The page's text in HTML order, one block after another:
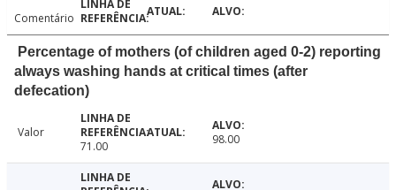
Comentário
Percentage of mothers (of children aged 0-2) reporting
always washing hands at critical times (after
defecation)
Valor
71.00
98.00